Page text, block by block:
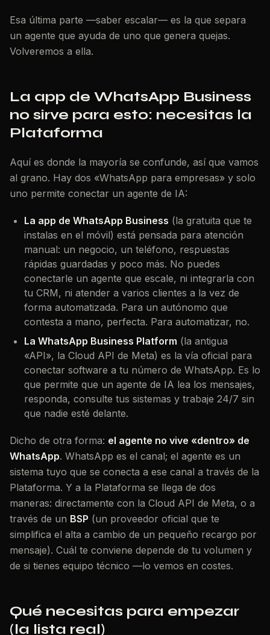
Esa última parte —saber escalar— es la que separa
un agente que ayuda de uno que genera quejas.
Volveremos a ella.
La app de WhatsApp Business
no sirve para esto: necesitas la
Plataforma
Aquí es donde la mayoría se confunde, así que vamos
al grano. Hay dos «WhatsApp para empresas» y solo
uno permite conectar un agente de IA:
La app de WhatsApp Business (la gratuita que te
instalas en el móvil) está pensada para atención
manual: un negocio, un teléfono, respuestas
rápidas guardadas y poco más. No puedes
conectarle un agente que escale, ni integrarla con
tu CRM, ni atender a varios clientes a la vez de
forma automatizada. Para un autónomo que
contesta a mano, perfecta. Para automatizar, no.
La WhatsApp Business Platform (la antigua
«API», la Cloud API de Meta) es la vía oficial para
conectar software a tu número de WhatsApp. Es lo
que permite que un agente de IA lea los mensajes,
responda, consulte tus sistemas y trabaje 24/7 sin
que nadie esté delante.
Dicho de otra forma: el agente no vive «dentro» de
WhatsApp. WhatsApp es el canal; el agente es un
sistema tuyo que se conecta a ese canal a través de la
Plataforma. Y a la Plataforma se llega de dos
maneras: directamente con la Cloud API de Meta, o a
través de un BSP (un proveedor oficial que te
simplifica el alta a cambio de un pequeño recargo por
mensaje). Cuál te conviene depende de tu volumen y
de si tienes equipo técnico —lo vemos en costes.
Qué necesitas para empezar
(la lista real)